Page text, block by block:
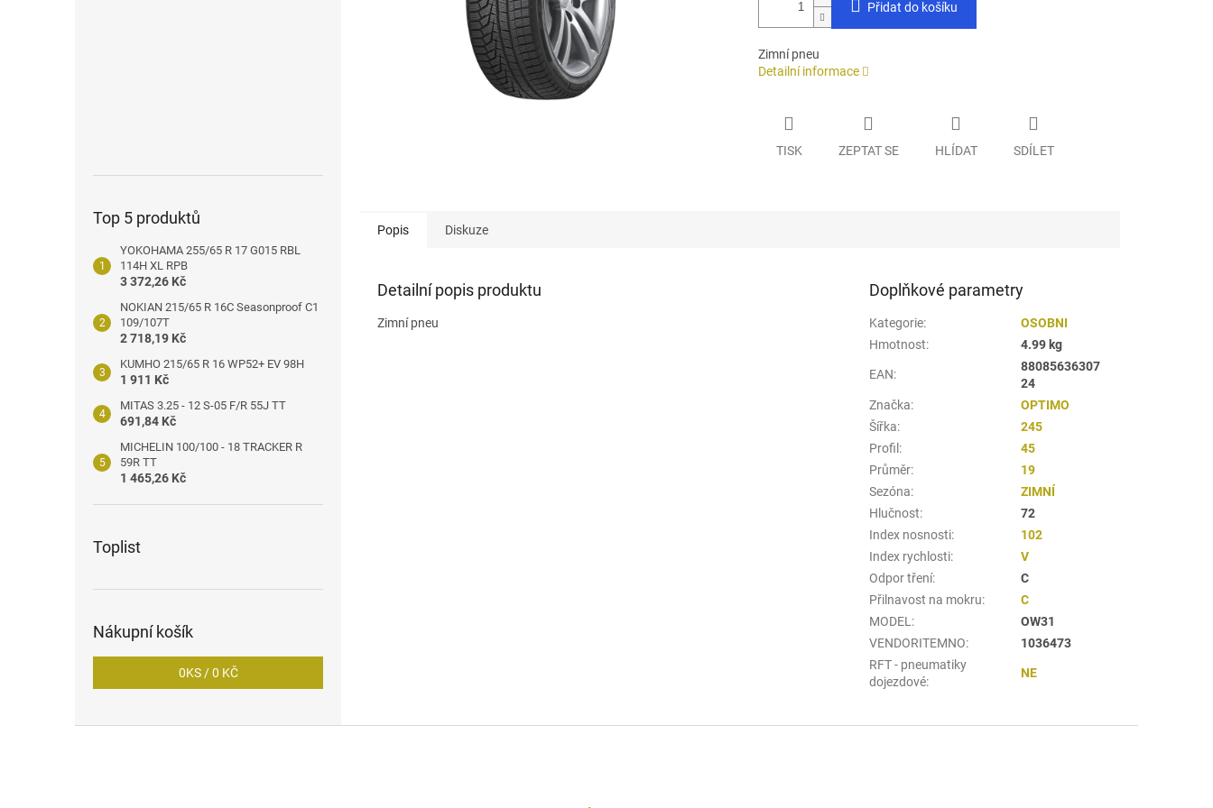
Top 5 produktů
YOKOHAMA 255/65 R 17 G015 RBL
114H XL RPB
3 372,26 Kč
NOKIAN 215/65 R 16C Seasonproof C1
109/107T
2 718,19 Kč
KUMHO 215/65 R 16 WP52+ EV 98H
1 911 Kč
MITAS 3.25 - 12 S-05 F/R 55J TT
691,84 Kč
MICHELIN 100/100 - 18 TRACKER R
59R TT
1 465,26 Kč
Toplist
Nákupní košík
0KS /0 KČ
Přidat do košíku
Zimní pneu
Detailní informace
TISK ZEPTAT SE HLÍDAT SDÍLET
Popis Diskuze
Detailní popis produktu
Zimní pneu
Doplňkové parametry
Kategorie:
OSOBNI
Hmotnost: 4.99 kg
EAN:
88085636307
24
Značka:
OPTIMO
Šířka:
245
Profil :
45
Průměr:
19
Sezóna:
ZIMNÍ
Hlučnost:
72
Index nosnosti:
102
Index rychlosti:
V
Odpor tření:
C
Přilnavost na mokru:
C
MODEL :
OW31
VENDORITEMNO:
1036473
RFT - pneumatiky
dojezdové:
NE